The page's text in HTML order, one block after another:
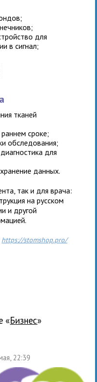
для
в сигнал;
тканей
сроке;
обследования;
для
данных.
так и для врача:
на русском
и другой
https://stomshop.pro/
« бизнес»
22:39